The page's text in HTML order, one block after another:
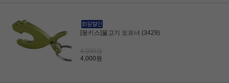
[몽키스]물고기 오프너 (3429)
4,000원
4,000원